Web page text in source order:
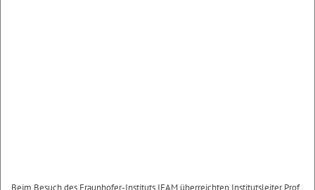
Beim Besuch des Fraunhofer-Instituts IFAM überreichten Institutsleiter Prof.